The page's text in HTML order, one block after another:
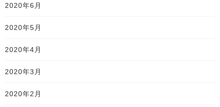
2020年6月
2020年5月
2020年4月
2020年3月
2020年2月